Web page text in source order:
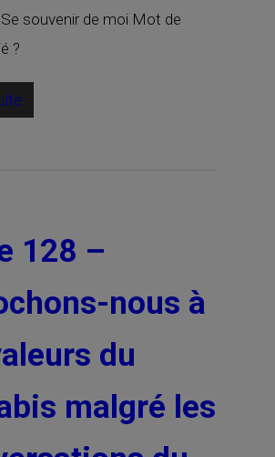
Se souvenir de moi Mot de
?
128 –
nous à
du
malgré les